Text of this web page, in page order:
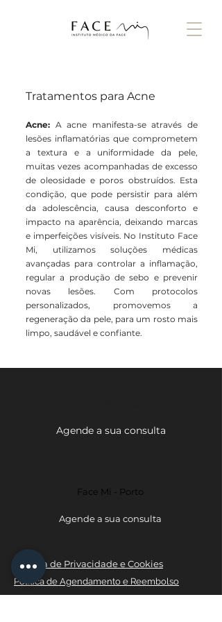
Tratamentos para Acne
Acne: A acne manifesta-se através de
lesões inflamatórias que comprometem
a textura e a uniformidade da pele,
muitas vezes acompanhadas de excesso
de oleosidade e poros obstruídos. Esta
condição, que pode persistir para além
da adolescência, causa desconforto e
impacto na aparência, deixando marcas
e imperfeições visíveis. No Instituto Face
Mi, utilizamos soluções médicas
avançadas para controlar a inflamação,
regular a produção de sebo e prevenir
novas lesões. Com protocolos
personalizados, promovemos a
regeneração da pele, para um rosto mais
limpo, saudável e confiante.
Agende a sua consulta
Face Mi - Porto
Agende a sua consulta
Política de Privacidade e Cookies
Política de Agendamento e Reembolso